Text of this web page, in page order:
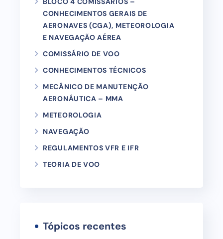
CONHECIMENTOS GERAIS DE
AERONAVES (CGA), METEOROLOGIA
E NAVEGAÇÃO AÉREA
COMISSÁRIO DE VOO
CONHECIMENTOS TÉCNICOS
MECÂNICO DE MANUTENÇÃO
AERONÁUTICA – MMA
METEOROLOGIA
NAVEGAÇÃO
REGULAMENTOS VFR E IFR
TEORIA DE VOO
Tópicos recentes